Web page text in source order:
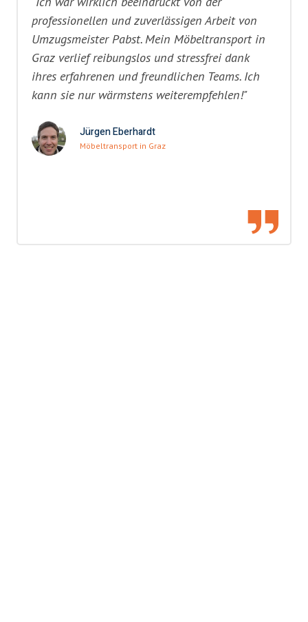
professionellen und zuverlässigen Arbeit von
Umzugsmeister Pabst. Mein Möbeltransport in
Graz verlief reibungslos und stressfrei dank
ihres erfahrenen und freundlichen Teams. Ich
kann sie nur wärmstens weiterempfehlen!"
Jürgen Eberhardt
Möbeltransport in Graz